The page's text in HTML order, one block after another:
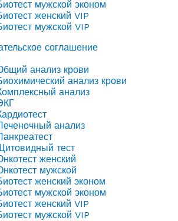
мужской эконом
женский VIP
мужской VIP
соглашение
анализ крови
анализ крови
анализ
анализ
тест
женский
мужской
женский эконом
мужской эконом
женский VIP
мужской VIP